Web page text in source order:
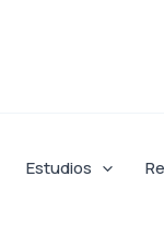
Estudios